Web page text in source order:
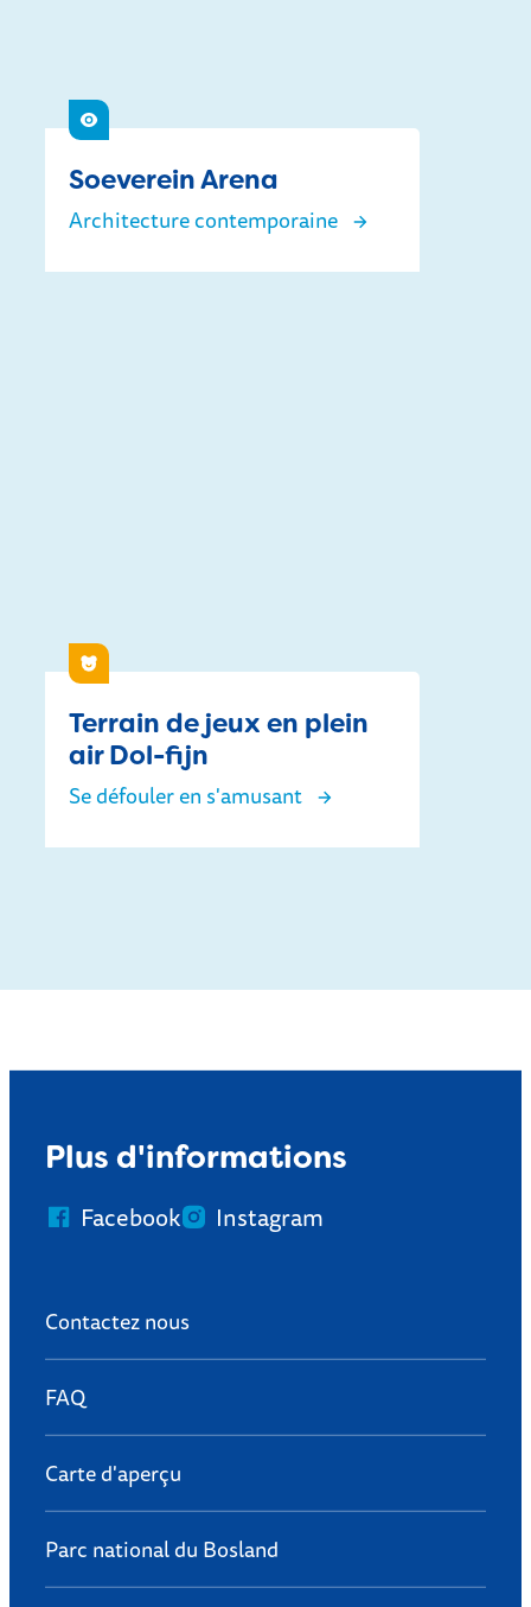
Voir
Soeverein Arena
Architecture contemporaine
Enfants
Terrain de jeux en plein
air Dol-fijn
Se défouler en s'amusant
Plus d'informations
Facebook Instagram
Contactez nous
FAQ
Carte d'aperçu
Parc national du Bosland